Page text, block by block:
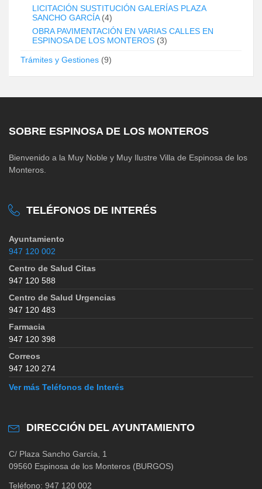
LICITACIÓN SUSTITUCIÓN GALERÍAS PLAZA
SANCHO GARCÍA(4)
OBRA PAVIMENTACIÓN EN VARIAS CALLES EN
ESPINOSA DE LOS MONTEROS (3)
Trámites y Gestiones (9)
SOBRE ESPINOSA DE LOS MONTEROS
Bienvenido a la Muy Noble y Muy Ilustre Villa de Espinosa de los
Monteros.
TELÉFONOS DE INTERÉS
Ayuntamiento
947 120 002
Centro de Salud Citas
947 120 588
Centro de Salud Urgencias
947 120 483
Farmacia
947 120 398
Correos
947 120 274
Ver más Teléfonos de Interés
DIRECCIÓN DEL AYUNTAMIENTO
C/ Plaza Sancho García, 1
09560 Espinosa de los Monteros (BURGOS)
Teléfono: 947 120 002